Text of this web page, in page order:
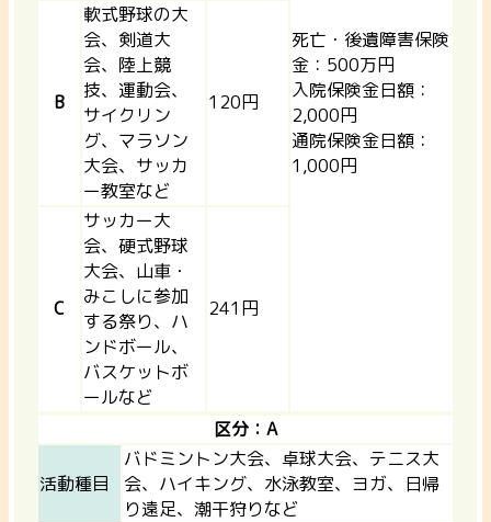
死亡・後遺障害保険
金：500万円
入院保険金日額：
2,000円
通院保険金日額：
1,000円
B
軟式野球の大
会、剣道大
会、陸上競
技、運動会、
サイクリン
グ、マラソン
大会、サッカ
ー教室など
120円
C
サッカー大
会、硬式野球
大会、山車・
みこしに参加
する祭り、ハ
ンドボール、
バスケットボ
ールなど
241円
区分：A
活動種目
バドミントン大会、卓球大会、テニス大
会、ハイキング、水泳教室、ヨガ、日帰
り遠足、潮干狩りなど